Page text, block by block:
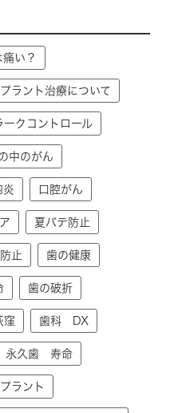
い？
ラント治療について
ークコントロール
中のがん
炎 口腔がん
夏バテ防止
止 歯の健康
歯の破折
窪 歯科 DX
永久歯 寿命
ラント